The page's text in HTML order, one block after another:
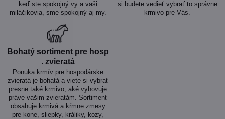
keď ste spokojný vy a vaši
miláčikovia, sme spokojný aj my.
si budete vedieť vybrať to správne
krmivo pre Vás.
Bohatý sortiment pre hosp​
. zvieratá
Ponuka krmív pre hospodárske
zvieratá je bohatá a viete si vybrať
presne také krmivo, aké vyhovuje
práve vašim zvieratám. Sortiment
obsahuje krmivá a kŕmne zmesy
pre kone, sliepky, králiky, kozy,